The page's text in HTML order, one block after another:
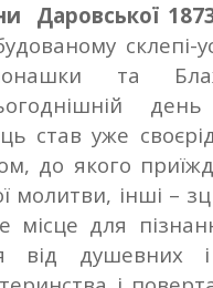
Даровської
склепі-
монашки та
став уже
до якого
молитви, інші –
місце для
від душевних